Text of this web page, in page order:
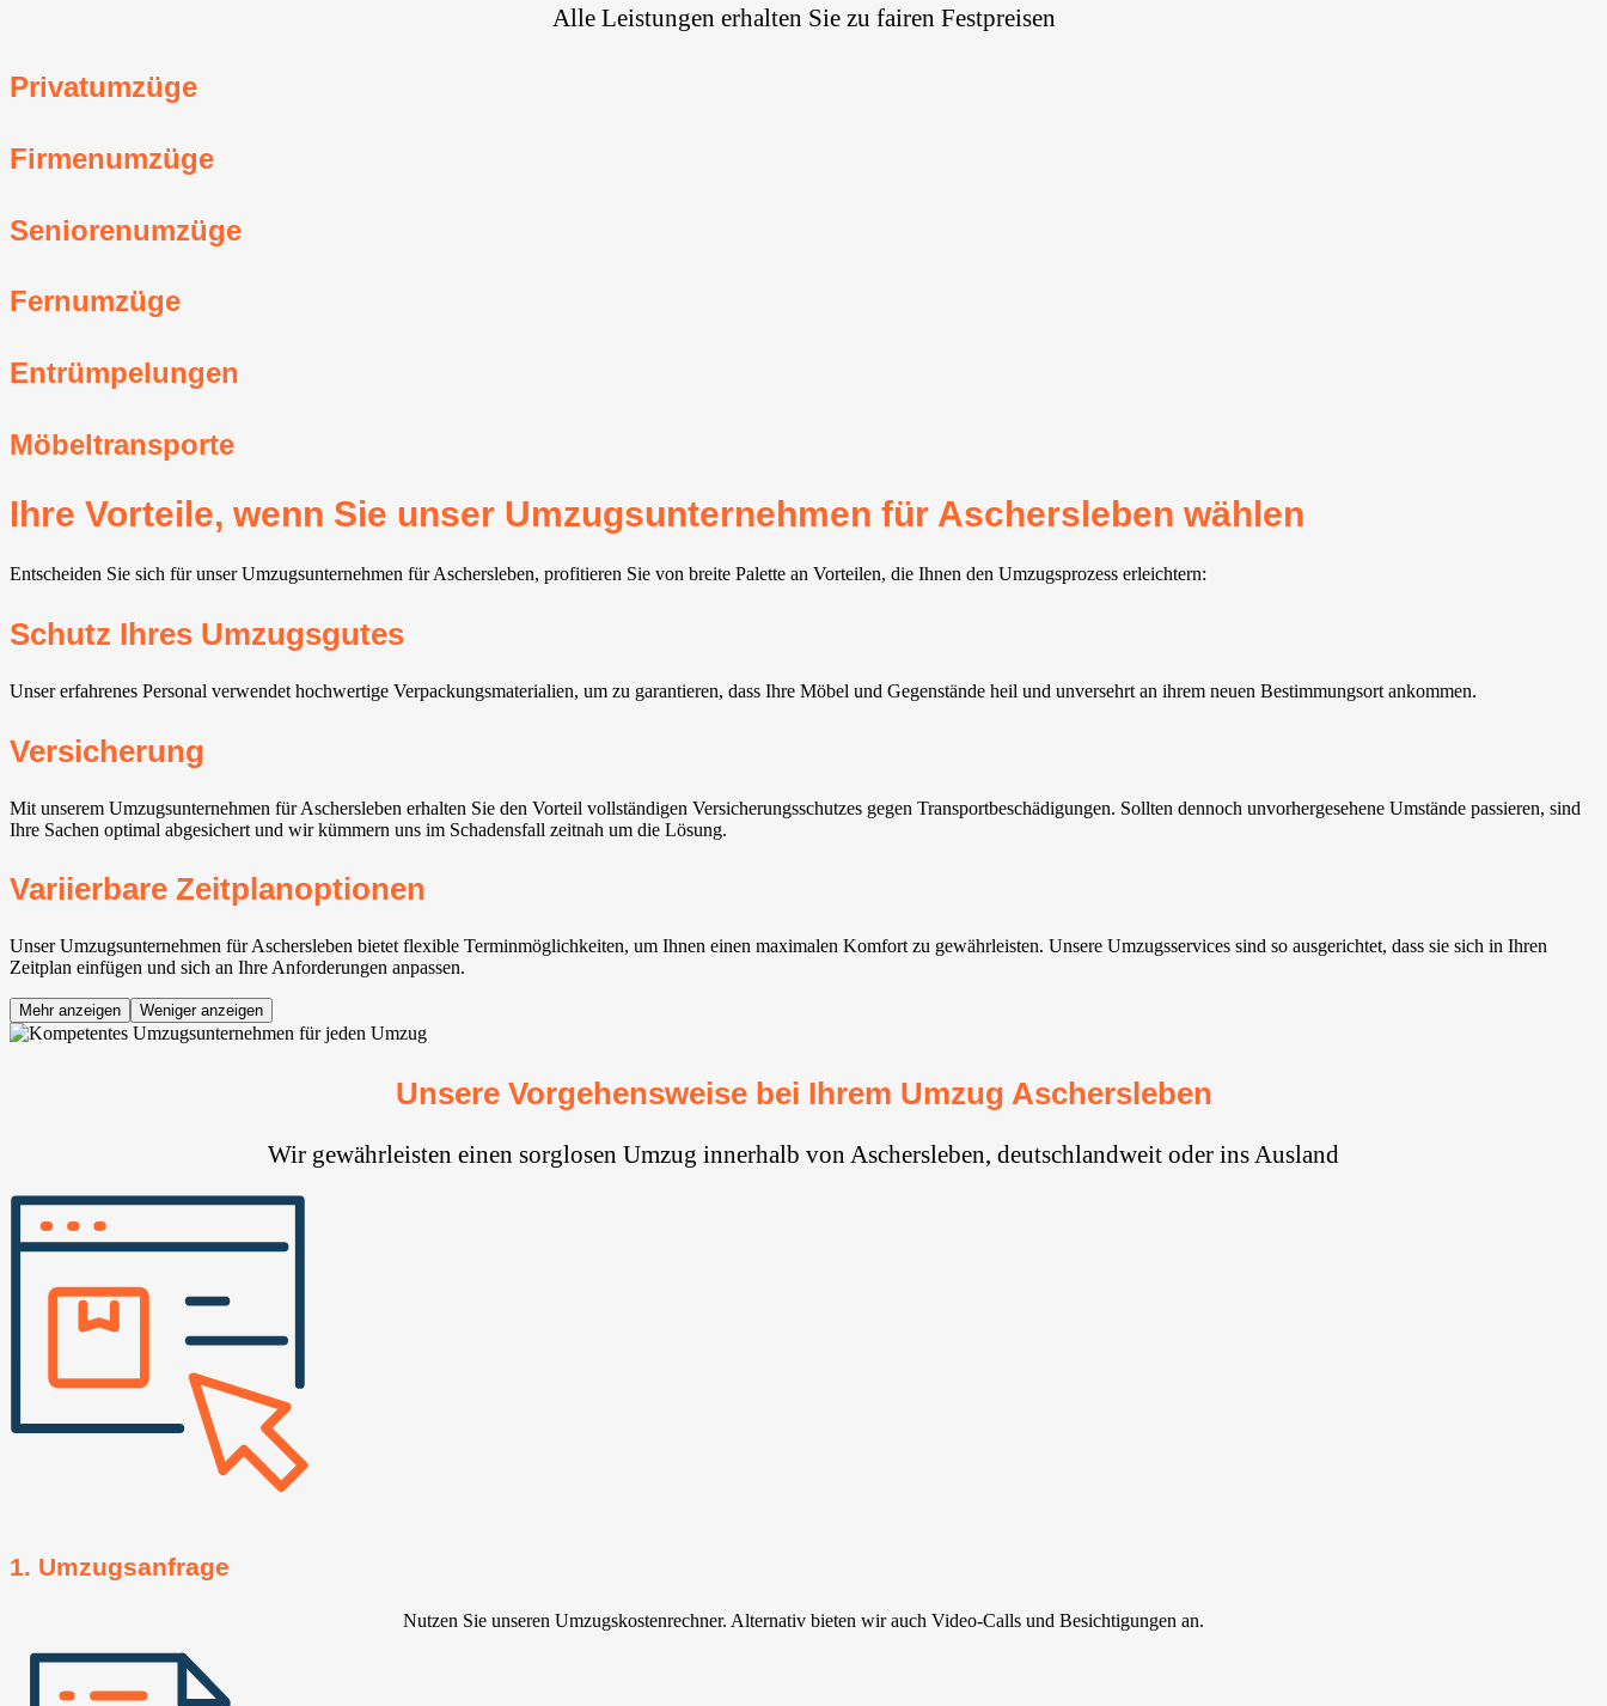
Alle Leistungen erhalten Sie zu fairen Festpreisen
Privatumzüge
Firmenumzüge
Seniorenumzüge
Fernumzüge
Entrümpelungen
Möbeltransporte
Ihre Vorteile, wenn Sie unser Umzugsunternehmen für Aschersleben wählen
Entscheiden Sie sich für unser Umzugsunternehmen für Aschersleben, profitieren Sie von breite Palette an Vorteilen, die Ihnen den Umzugsprozess erleichtern:
Schutz Ihres Umzugsgutes
Unser erfahrenes Personal verwendet hochwertige Verpackungsmaterialien, um zu garantieren, dass Ihre Möbel und Gegenstände heil und unversehrt an ihrem neuen Bestimmungsort ankommen.
Versicherung
Mit unserem Umzugsunternehmen für Aschersleben erhalten Sie den Vorteil vollständigen Versicherungsschutzes gegen Transportbeschädigungen. Sollten dennoch unvorhergesehene Umstände passieren, sind
Ihre Sachen optimal abgesichert und wir kümmern uns im Schadensfall zeitnah um die Lösung.
Variierbare Zeitplanoptionen
Unser Umzugsunternehmen für Aschersleben bietet flexible Terminmöglichkeiten, um Ihnen einen maximalen Komfort zu gewährleisten. Unsere Umzugsservices sind so ausgerichtet, dass sie sich in Ihren
Zeitplan einfügen und sich an Ihre Anforderungen anpassen.
Mehr anzeigen Weniger anzeigen
Unsere Vorgehensweise bei Ihrem Umzug Aschersleben
Wir gewährleisten einen sorglosen Umzug innerhalb von Aschersleben, deutschlandweit oder ins Ausland
1. Umzugsanfrage
Nutzen Sie unseren Umzugskostenrechner. Alternativ bieten wir auch Video-Calls und Besichtigungen an.